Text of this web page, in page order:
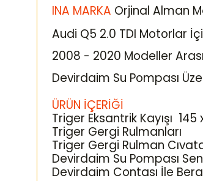
INA MARKA Orjinal Alman
Audi Q5 2.0 TDI Motorlar
2008 - 2020 Modeller
Devirdaim Su Pompası
ÜRÜN İÇERİĞİ
Triger Eksantrik Kayışı 145
Triger Gergi Rulmanları
Triger Gergi Rulman
Devirdaim Su Pompası
Devirdaim Contası İle